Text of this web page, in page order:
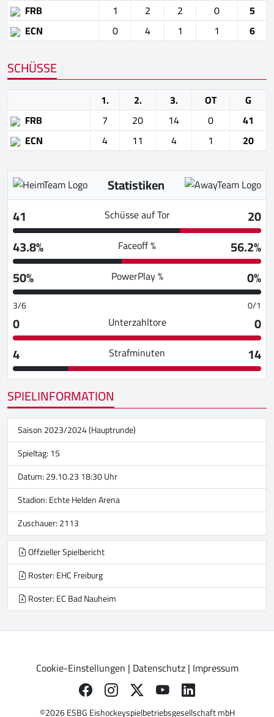
FRB
1 2 2 0
5
ECN
0 4 1 1 6
SCHÜSSE
1. 2. 3. OT
G
FRB
7 20 14 0
41
ECN
4 11 4 1 20
Statistiken
41
Schüsse auf Tor
20
43.8%
Faceoff %
56.2%
50%
PowerPlay % 0%
3/6 0/1
0 Unterzahltore
0
4
Strafminuten
14
SPIELINFORMATION
Saison 2023/2024 (Hauptrunde)
Spieltag: 15
Datum: 29.10.23 18:30 Uhr
Stadion:Echte Helden Arena
Zuschauer: 2113
Offzieller Spielbericht
Roster: EHC Freiburg
Roster: EC Bad Nauheim
Cookie-Einstellungen | Datenschutz| Impressum
©2026 ESBG Eishockeyspielbetriebsgesellschaft mbH